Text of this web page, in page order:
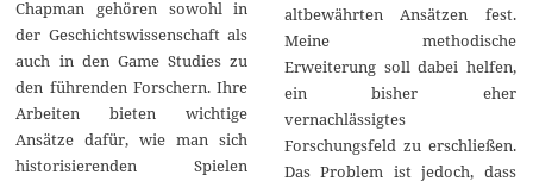
Chapman gehören sowohl in
der Geschichtswissenschaft als
auch in den Game Studies zu
den führenden Forschern. Ihre
Arbeiten bieten wichtige
Ansätze dafür, wie man sich
historisierenden Spielen
altbewährten Ansätzen fest.
Meine methodische
Erweiterung soll dabei helfen,
ein bisher eher
vernachlässigtes
Forschungsfeld zu erschließen.
Das Problem ist jedoch, dass